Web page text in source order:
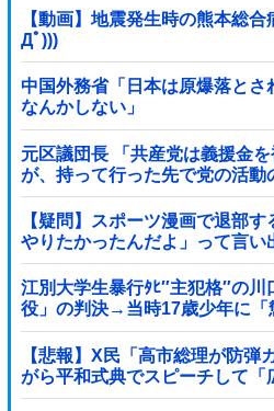
【動画】地震発生時の熊本総
Дﾟ)))
中国外務省「日本は原爆落とさ
なんかしない」
元区議団長 「共産党は義援金を
が、持って行った先で党の活動
党「事実ではありません」
【疑問】スポーツ漫画で退部
やりたかったんだよ」って言い
江別大学生暴行ﾀﾋ″主犯格″の
役」の判決→当時17歳少年に「
【悲報】X民「高市総理が防弾
がら平和式典でスピーチして「
度も叫ばれるような人！」 ←